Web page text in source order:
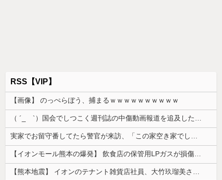
RSS【VIP】
【画像】 のっぺらぼう、捕まるｗｗｗｗｗｗｗｗｗｗ